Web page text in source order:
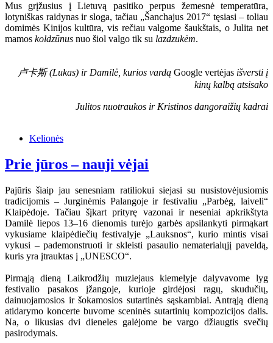
Mus grįžusius į Lietuvą pasitiko perpus žemesnė temperatūra,
lotyniškas raidynas ir sloga, tačiau „Šanchajus 2017“ tęsiasi – toliau
domimės Kinijos kultūra, vis rečiau valgome šaukštais, o Julita net
mamos koldzūnus nuo šiol valgo tik su lazdzukėm.
卢卡斯 (Lukas) ir Damilė, kurios vardą Google vertėjas išversti į
kinų kalbą atsisako
Julitos nuotraukos ir Kristinos dangoraižių kadrai
Kelionės
Prie jūros – nauji vėjai
Pajūris šiaip jau senesniam ratiliokui siejasi su nusistovėjusiomis
tradicijomis – Jurginėmis Palangoje ir festivaliu „Parbėg, laiveli“
Klaipėdoje. Tačiau šįkart prityrę vazonai ir neseniai apkrikštyta
Damilė liepos 13–16 dienomis turėjo garbės apsilankyti pirmąkart
vykusiame klaipėdiečių festivalyje „Lauksnos“, kurio mintis visai
vykusi – pademonstruoti ir skleisti pasaulio nematerialųjį paveldą,
kuris yra įtrauktas į „UNESCO“.
Pirmąją dieną Laikrodžių muziejaus kiemelyje dalyvavome lyg
festivalio pasakos įžangoje, kurioje girdėjosi ragų, skudučių,
dainuojamosios ir šokamosios sutartinės sąskambiai. Antrąją dieną
atidarymo koncerte buvome sceninės sutartinių kompozicijos dalis.
Na, o likusias dvi dieneles galėjome be vargo džiaugtis svečių
pasirodymais.